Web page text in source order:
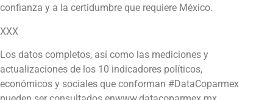
confianza y a la certidumbre que requiere México.
XXX
Los datos completos, así como las mediciones y
actualizaciones de los 10 indicadores políticos,
económicos y sociales que conforman #DataCoparmex